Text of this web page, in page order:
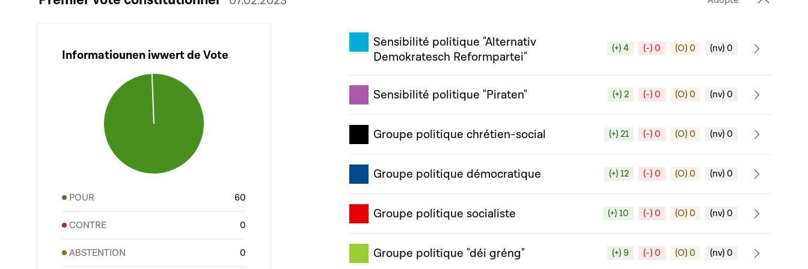
Informatiounen iwwert de Vote
POUR 60
CONTRE 0
ABSTENTION 0
Sensibilité politique "Alternativ
Demokratesch Reformpartei"
(+) 4 (-) 0 (O) 0 (nv) 0
Sensibilité politique "Piraten" (+) 2 (-) 0 (O) 0 (nv) 0
Groupe politique chrétien-social (+) 21 (-) 0 (O) 0 (nv) 0
Groupe politique démocratique (+) 12 (-) 0 (O) 0 (nv) 0
Groupe politique socialiste (+) 10 (-) 0 (O) 0 (nv) 0
Groupe politique "déi gréng" (+) 9 (-) 0 (O) 0 (nv) 0